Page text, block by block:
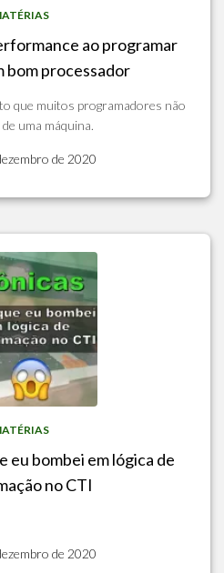
ao programar
bom processador
que muitos programadores não
uma máquina.
de 2020
eu bombei em lógica de
no CTI
de 2020